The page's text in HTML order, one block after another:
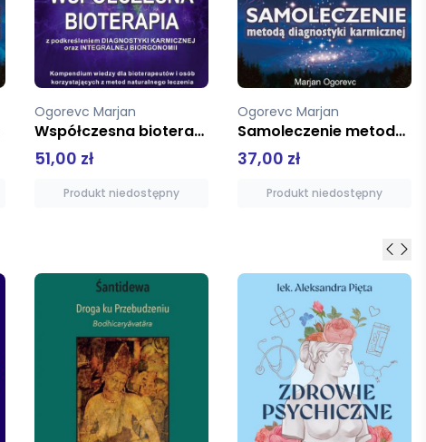
Ogorevc Marjan
Samoleczenie metodą diagnostyki karmicznej
37,00 zł
Produkt niedostępny
Ogorevc Marjan
Współczesna bioterapia
51,00 zł
Produkt niedostępny